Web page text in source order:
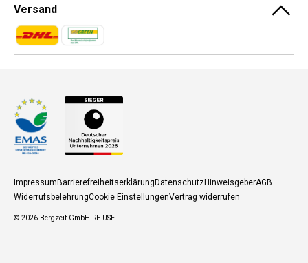
Versand
Zahlungsmethoden
Zahlungsmethoden
ImpressumBarrierefreiheitserklärungDatenschutzHinweisgeberAGB
WiderrufsbelehrungCookie EinstellungenVertrag widerrufen
© 2026 Bergzeit GmbH RE-USE.